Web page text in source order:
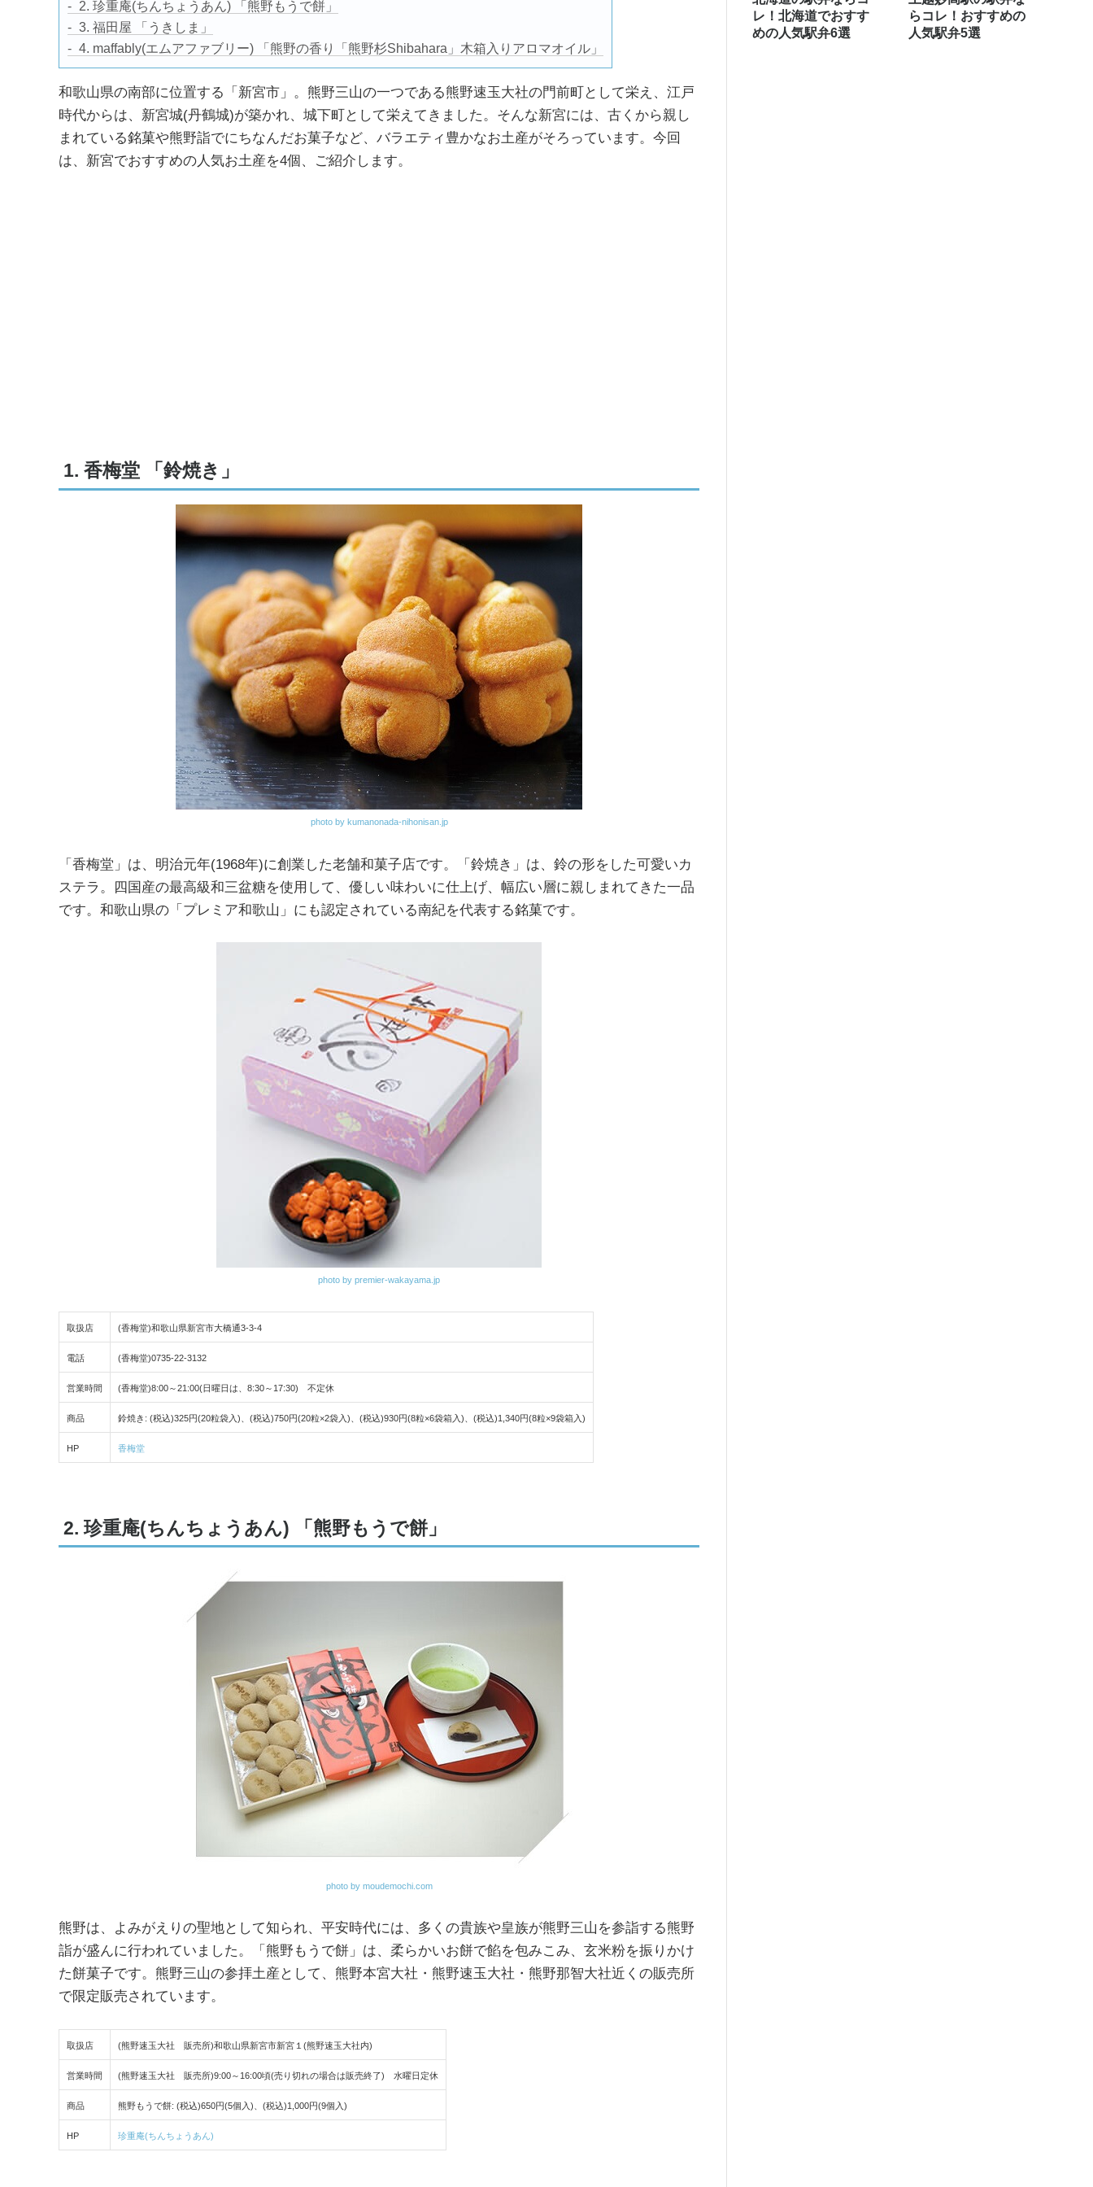
2. 珍重庵(ちんちょうあん) 「熊野もうで餅」
3. 福田屋 「うきしま」
4. maffably(エムアファブリー) 「熊野の香り「熊野杉Shibahara」木箱入りアロマオイル」
和歌山県の南部に位置する「新宮市」。熊野三山の一つである熊野速玉大社の門前町として栄え、江戸
時代からは、新宮城(丹鶴城)が築かれ、城下町として栄えてきました。そんな新宮には、古くから親し
まれている銘菓や熊野詣でにちなんだお菓子など、バラエティ豊かなお土産がそろっています。今回
は、新宮でおすすめの人気お土産を4個、ご紹介します。
1. 香梅堂 「鈴焼き」
photo by kumanonada-nihonisan.jp
「香梅堂」は、明治元年(1968年)に創業した老舗和菓子店です。「鈴焼き」は、鈴の形をした可愛いカ
ステラ。四国産の最高級和三盆糖を使用して、優しい味わいに仕上げ、幅広い層に親しまれてきた一品
です。和歌山県の「プレミア和歌山」にも認定されている南紀を代表する銘菓です。
photo by premier-wakayama.jp
取扱店 (香梅堂)和歌山県新宮市大橋通3-3-4
電話 (香梅堂)0735-22-3132
営業時間 (香梅堂)8:00～21:00(日曜日は、8:30～17:30) 不定休
商品 鈴焼き: (税込)325円(20粒袋入)、(税込)750円(20粒×2袋入)、(税込)930円(8粒×6袋箱入)、(税込)1,340円(8粒×9袋箱入)
HP 香梅堂
2. 珍重庵(ちんちょうあん) 「熊野もうで餅」
photo by moudemochi.com
熊野は、よみがえりの聖地として知られ、平安時代には、多くの貴族や皇族が熊野三山を参詣する熊野
詣が盛んに行われていました。「熊野もうで餅」は、柔らかいお餅で餡を包みこみ、玄米粉を振りかけ
た餅菓子です。熊野三山の参拝土産として、熊野本宮大社・熊野速玉大社・熊野那智大社近くの販売所
で限定販売されています。
取扱店 (熊野速玉大社 販売所)和歌山県新宮市新宮１(熊野速玉大社内)
営業時間 (熊野速玉大社 販売所)9:00～16:00頃(売り切れの場合は販売終了) 水曜日定休
商品 熊野もうで餅: (税込)650円(5個入)、(税込)1,000円(9個入)
HP 珍重庵(ちんちょうあん)
レ！北海道でおすす
めの人気駅弁6選
らコレ！おすすめの
人気駅弁5選